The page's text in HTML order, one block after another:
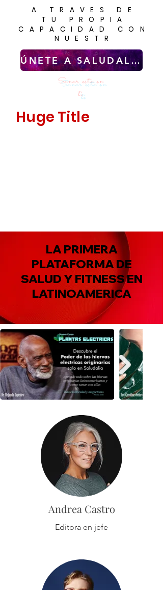
A TRAVES DE
TU PROPIA
CAPACIDAD CON
NUESTR
A TRAVES DE
TU PROPIA
CAPACIDAD CON
NUESTR
ÚNETE A SALUDALIA AHORA
Sanar esta en
ti
Huge Title
LA PRIMERA
PLATAFORMA DE
SALUD Y FITNESS EN
LATINOAMERICA
Andrea Castro
Editora en jefe